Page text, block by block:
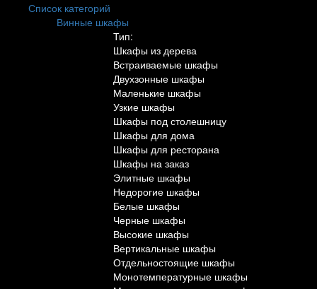
Список категорий
Винные шкафы
Тип:
Шкафы из дерева
Встраиваемые шкафы
Двухзонные шкафы
Маленькие шкафы
Узкие шкафы
Шкафы под столешницу
Шкафы для дома
Шкафы для ресторана
Шкафы на заказ
Элитные шкафы
Недорогие шкафы
Белые шкафы
Черные шкафы
Высокие шкафы
Вертикальные шкафы
Отдельностоящие шкафы
Монотемпературные шкафы